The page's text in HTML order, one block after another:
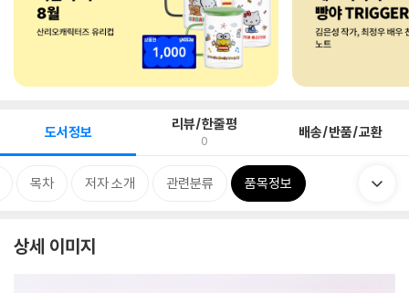
도서정보 리뷰/한줄평
0 배송/반품/교환
목차 저자 소개 관련분류 품목정보
상세 이미지